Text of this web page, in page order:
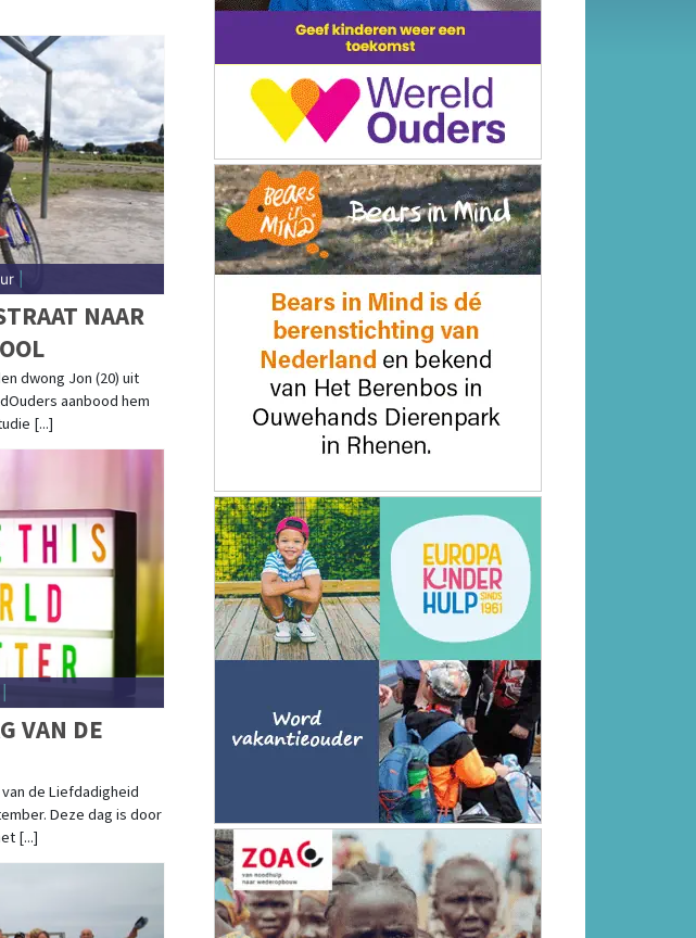
|
NAAR
dwong Jon (20) uit
aanbood hem
[...]
VAN DE
van de Liefdadigheid
Deze dag is door
[...]